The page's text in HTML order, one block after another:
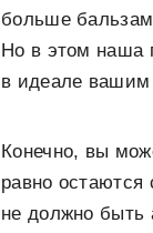
больше
Но в этом наша
в идеале вашим
Конечно, вы
равно
не должно быть